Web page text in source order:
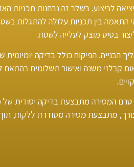
לביצוע. בשלב זה נבחנות תכניות
בין תכניות עלולה להתגלות בשטח
בסיס מוצק לעלייה לשטח.
הפיקוח כולל בדיקה יומיומית
קבלני משנה ואישור תשלומים
המסירה מתבצעת בדיקה יסודית של
מתבצעת מסירה מסודרת ללקוח,